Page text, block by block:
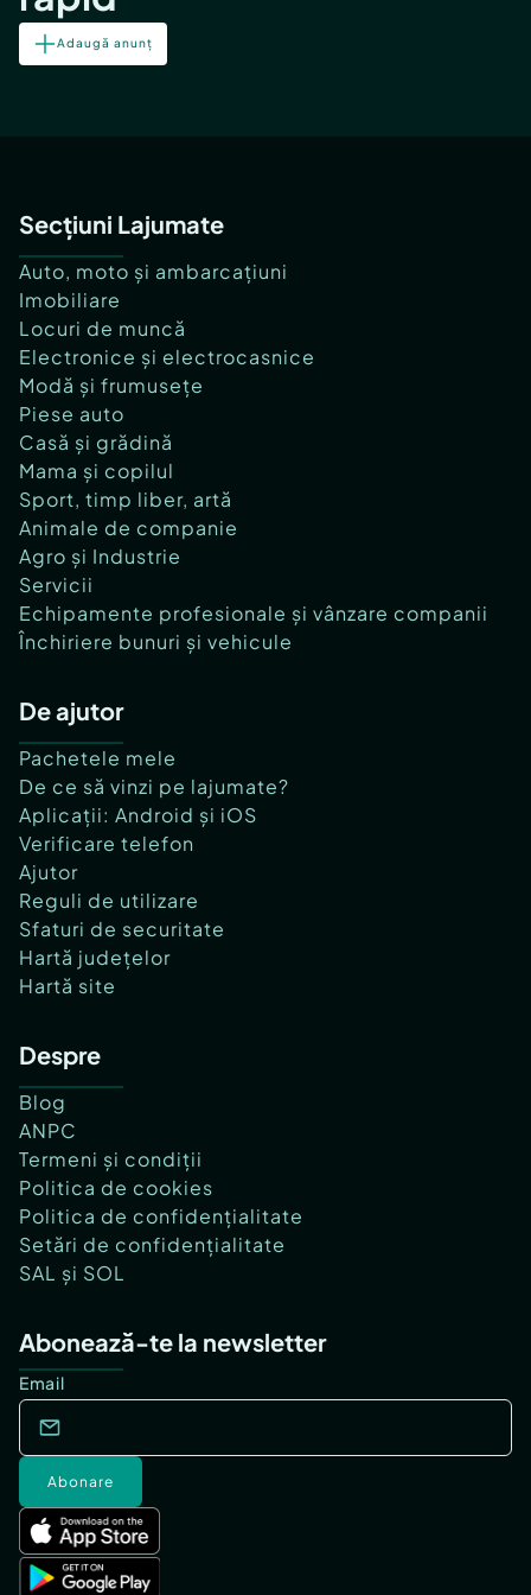
Adaugă anunț
Secțiuni Lajumate
Auto, moto și ambarcațiuni
Imobiliare
Locuri de muncă
Electronice și electrocasnice
Modă și frumusețe
Piese auto
Casă și grădină
Mama și copilul
Sport, timp liber, artă
Animale de companie
Agro și Industrie
Servicii
Echipamente profesionale și vânzare companii
Închiriere bunuri și vehicule
De ajutor
Pachetele mele
De ce să vinzi pe lajumate?
Aplicații: Android și iOS
Verificare telefon
Ajutor
Reguli de utilizare
Sfaturi de securitate
Hartă județelor
Hartă site
Despre
Blog
ANPC
Termeni și condiții
Politica de cookies
Politica de confidențialitate
Setări de confidențialitate
SAL și SOL
Abonează-te la newsletter
Email
Abonare